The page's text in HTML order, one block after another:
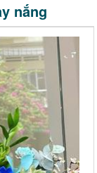
nắng